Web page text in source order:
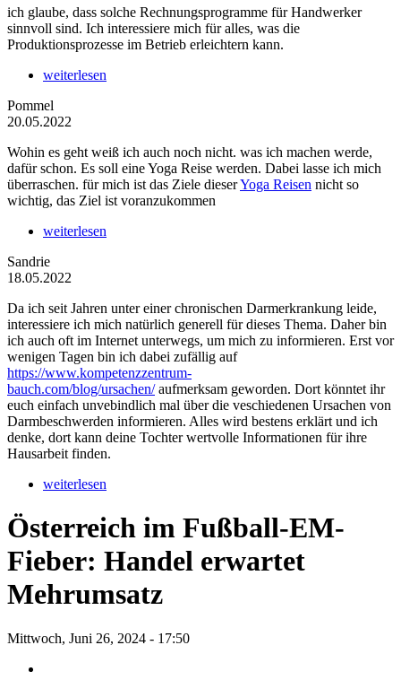
ich glaube, dass solche Rechnungsprogramme für Handwerker
sinnvoll sind. Ich interessiere mich für alles, was die
Produktionsprozesse im Betrieb erleichtern kann.
weiterlesen
Pommel
20.05.2022
Wohin es geht weiß ich auch noch nicht. was ich machen werde,
dafür schon. Es soll eine Yoga Reise werden. Dabei lasse ich mich
überraschen. für mich ist das Ziele dieserYoga Reisen nicht so
wichtig, das Ziel ist voranzukommen
weiterlesen
Sandrie
18.05.2022
Da ich seit Jahren unter einer chronischen Darmerkrankung leide,
interessiere ich mich natürlich generell für dieses Thema. Daher bin
ich auch oft im Internet unterwegs, um mich zu informieren. Erst vor
wenigen Tagen bin ich dabei zufällig auf
https://www.kompetenzzentrum-
bauch.com/blog/ursachen/aufmerksam geworden. Dort könntet ihr
euch einfach unvebindlich mal über die veschiedenen Ursachen von
Darmbeschwerden informieren. Alles wird bestens erklärt und ich
denke, dort kann deine Tochter wertvolle Informationen für ihre
Hausarbeit finden.
weiterlesen
Österreich im Fußball-EM-
Fieber: Handel erwartet
Mehrumsatz
Mittwoch, Juni 26, 2024 - 17:50